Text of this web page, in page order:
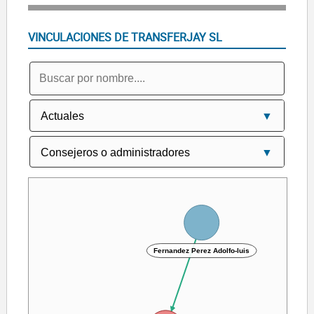
VINCULACIONES DE TRANSFERJAY SL
Fernandez Perez Adolfo-luis